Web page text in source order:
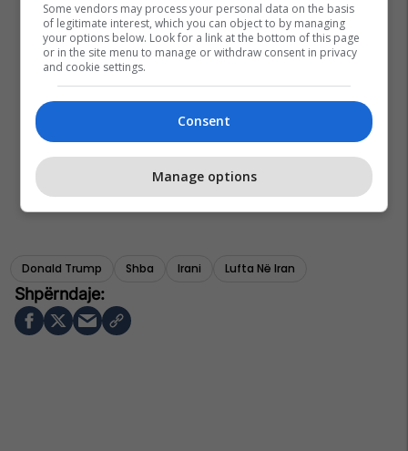
Donald Trump Shba Irani Lufta Në Iran
Some vendors may process your personal data on the basis
of legitimate interest, which you can object to by managing
your options below. Look for a link at the bottom of this page
or in the site menu to manage or withdraw consent in privacy
and cookie settings.
Consent
Manage options